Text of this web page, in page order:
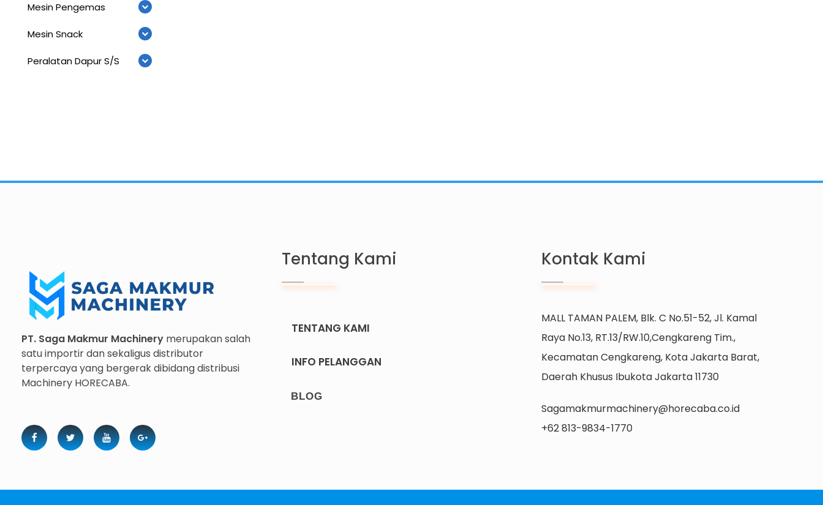
Mesin Pengemas
Mesin Snack
Peralatan Dapur S/S
PT. Saga Makmur Machinery merupakan salah
satu importir dan sekaligus distributor
terpercaya yang bergerak dibidang distribusi
Machinery HORECABA.
Tentang Kami
TENTANG KAMI
INFO PELANGGAN
BLOG
Kontak Kami
MALL TAMAN PALEM, Blk. C No.51-52, Jl. Kamal
Raya No.13, RT.13/RW.10,Cengkareng Tim.,
Kecamatan Cengkareng, Kota Jakarta Barat,
Daerah Khusus Ibukota Jakarta 11730
Sagamakmurmachinery@horecaba.co.id
+62 813-9834-1770